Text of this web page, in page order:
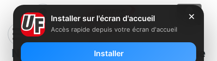
Netflix : attention à l’arnaque
✕
Installer sur l'écran d'accueil
Accès rapide depuis votre écran d'accueil
Installer